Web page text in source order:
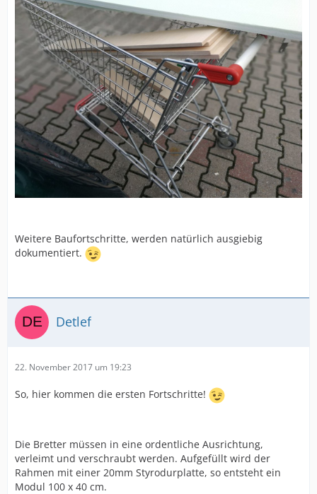
Weitere Baufortschritte, werden natürlich ausgiebig
dokumentiert.
Detlef
22. November 2017 um 19:23
So, hier kommen die ersten Fortschritte!
Die Bretter müssen in eine ordentliche Ausrichtung,
verleimt und verschraubt werden. Aufgefüllt wird der
Rahmen mit einer 20mm Styrodurplatte, so entsteht ein
Modul 100 x 40 cm.